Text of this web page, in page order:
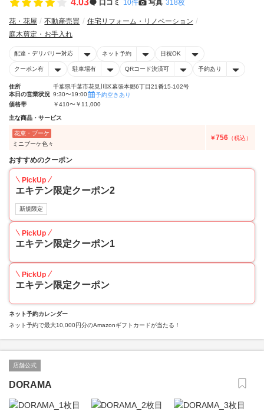
4.03 口コミ 10件 写真 318枚
花・花屋 不動産売買
住宅リフォーム・リノベーション
庭木剪定・お手入れ
配達・デリバリー対応 ネット予約 日祝OK
クーポン有 駐車場有 QRコード決済可 予約あり
住所
千葉県千葉市花見川区幕張本郷6丁目21番15-102号
本日の営業状況 9:30〜19:00
予約空きあり
価格帯
￥410〜￥11,000
主な商品・サービス
花束・ブーケ
ミニブーケ色々
￥756 （税込）
おすすめのクーポン
PickUp
エキテン限定クーポン2
新規限定
PickUp
エキテン限定クーポン1
PickUp
エキテン限定クーポン
ネット予約カレンダー
ネット予約で最大10,000円分のAmazonギフトカードが当たる！
店舗公式
DORAMA